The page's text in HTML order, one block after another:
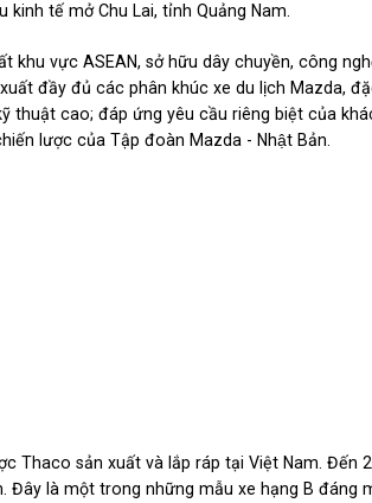
tế mở Chu Lai, tỉnh Quảng Nam.
khu vực ASEAN, sở hữu dây chuyền, công
đầy đủ các phân khúc xe du lịch Mazda,
thuật cao; đáp ứng yêu cầu riêng biệt của
lược của Tập đoàn Mazda - Nhật Bản.
Thaco sản xuất và lắp ráp tại Việt Nam. Đến
Đây là một trong những mẫu xe hạng B đáng